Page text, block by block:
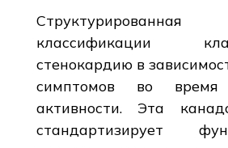
классификации
стенокардию в
симптомов во время
активности. Эта
стандартизирует